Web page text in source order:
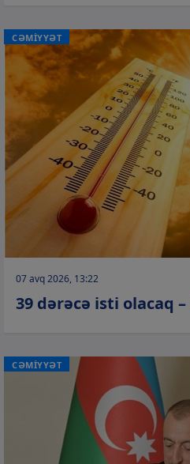
CƏMİYYƏT
07 avq 2026, 13:22
39 dərəcə isti olacaq –
CƏMİYYƏT